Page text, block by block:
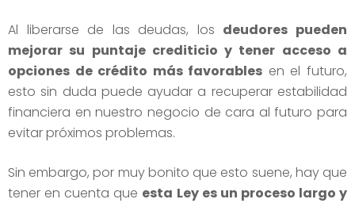
Al liberarse de las deudas, los deudores pueden
mejorar su puntaje crediticio y tener acceso a
opciones de crédito más favorables en el futuro,
esto sin duda puede ayudar a recuperar estabilidad
financiera en nuestro negocio de cara al futuro para
evitar próximos problemas.
Sin embargo, por muy bonito que esto suene, hay que
tener en cuenta que esta Ley es un proceso largo y